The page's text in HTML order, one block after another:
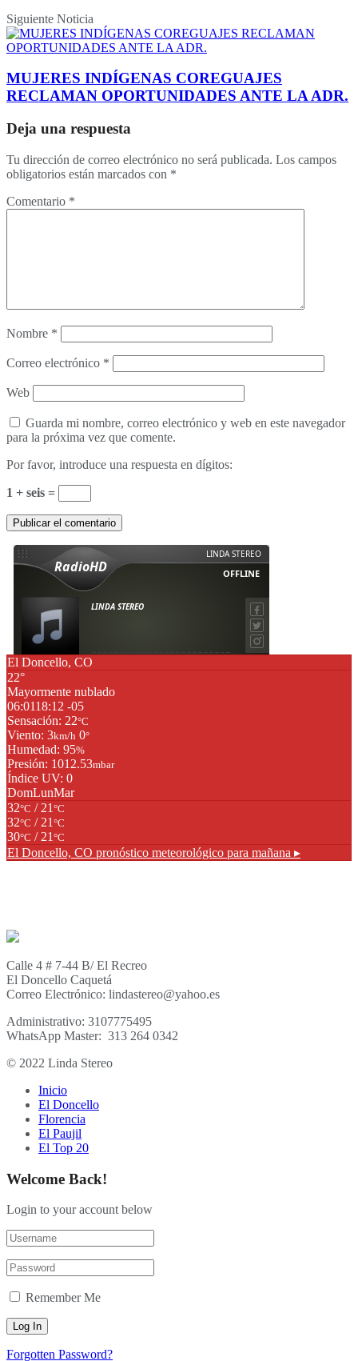
Siguiente Noticia
MUJERES INDÍGENAS COREGUAJES
RECLAMAN OPORTUNIDADES ANTE LA ADR.
Deja una respuesta
Tu dirección de correo electrónico no será publicada. Los campos
obligatorios están marcados con *
Comentario *
Nombre *
Correo electrónico *
Web
Guarda mi nombre, correo electrónico y web en este navegador
para la próxima vez que comente.
Por favor, introduce una respuesta en dígitos:
1 + seis =
El Doncello, CO
22°
Mayormente nublado
06:0118:12 -05
Sensación: 22°C
Viento: 3km/h 0°
Humedad: 95%
Presión: 1012.53mbar
Índice UV: 0
DomLunMar
32°C / 21 °C
32°C / 21 °C
30°C / 21 °C
El Doncello, CO pronóstico meteorológico para mañana ▸
Calle 4 # 7-44 B/ El Recreo
El Doncello Caquetá
Correo Electrónico: lindastereo@yahoo.es
Administrativo: 3107775495
WhatsApp Master: 313 264 0342
© 2022 Linda Stereo
Inicio
El Doncello
Florencia
El Paujil
El Top 20
Welcome Back!
Login to your account below
Remember Me
Forgotten Password?